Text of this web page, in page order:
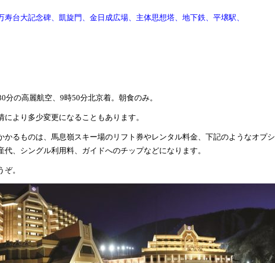
寿台大記念碑、凱旋門、金日成広場、主体思想塔、地下鉄、平壌駅、
分の高麗航空、9時50分北京着。朝食のみ。
より多少変更になることもあります。
るものは、馬息嶺スキー場のリフト券やレンタル料金、下記のようなオプシ
、シングル利用料、ガイドへのチップなどになります。
。